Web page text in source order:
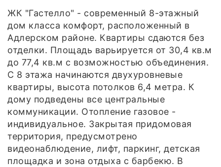
ЖК "Гастелло" - современный 8-этажный
дом класса комфорт, расположенный в
Адлерском районе. Квартиры сдаются без
отделки. Площадь варьируется от 30,4 кв.м
до 77,4 кв.м с возможностью объединения.
С 8 этажа начинаются двухуровневые
квартиры, высота потолков 6,4 метра. К
дому подведены все центральные
коммуникации. Отопление газовое -
индивидуальное. Закрытая придомовая
территория, предусмотрено
видеонаблюдение, лифт, паркинг, детская
площадка и зона отдыха с барбекю. В